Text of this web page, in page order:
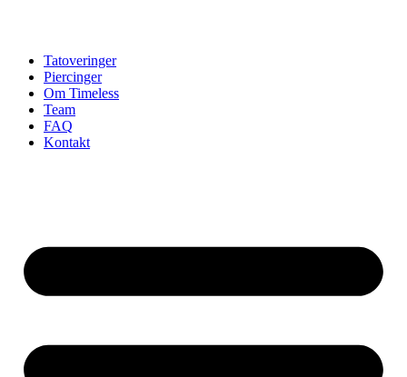
Tatoveringer
Piercinger
Om Timeless
Team
FAQ
Kontakt